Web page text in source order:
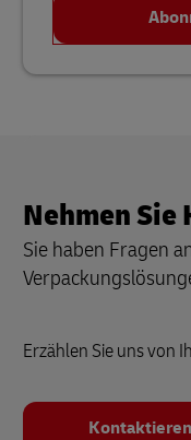
Nehmen
Sie haben Fragen
Erzählen Sie uns von